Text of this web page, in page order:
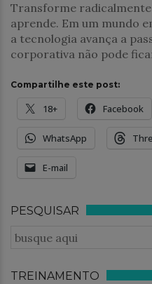
Transforme
aprende. Em um mundo
a tecnologia avança a
corporativa não pode
Compartilhe este post:
18+ Facebook
WhatsApp
E-mail
PESQUISAR
TREINAMENTO